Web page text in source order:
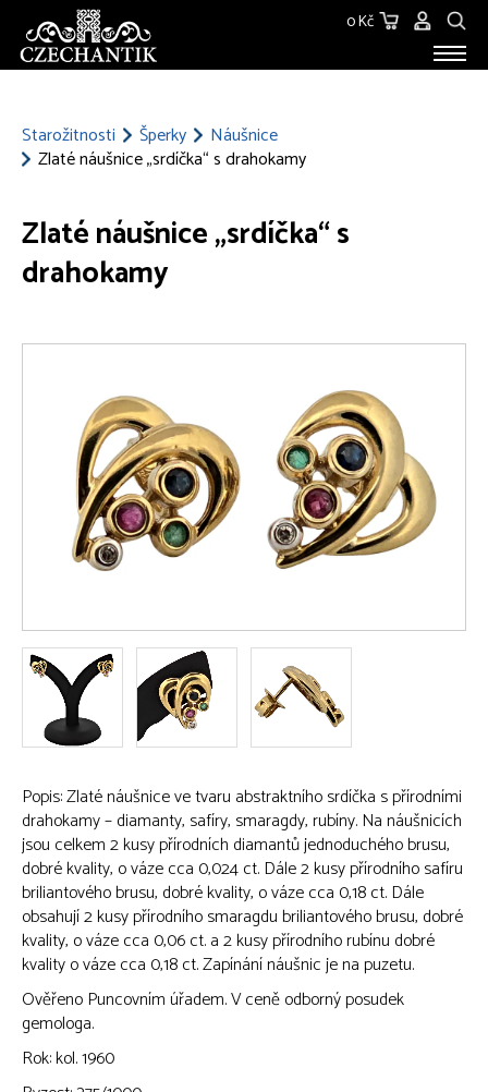
0 Kč
Starožitnosti Šperky
Náušnice
Zlaté náušnice „srdíčka“ s drahokamy
Zlaté náušnice „srdíčka“ s
drahokamy
Popis: Zlaté náušnice ve tvaru abstraktního srdíčka s přírodními
drahokamy – diamanty, safíry, smaragdy, rubíny. Na náušnicích
jsou celkem 2 kusy přírodních diamantů jednoduchého brusu,
dobré kvality, o váze cca 0,024 ct. Dále 2 kusy přírodního safíru
briliantového brusu, dobré kvality, o váze cca 0,18 ct. Dále
obsahují 2 kusy přírodního smaragdu briliantového brusu, dobré
kvality, o váze cca 0,06 ct. a 2 kusy přírodního rubínu dobré
kvality o váze cca 0,18 ct. Zapínání náušnic je na puzetu.
Ověřeno Puncovním úřadem. V ceně odborný posudek
gemologa.
Rok: kol. 1960